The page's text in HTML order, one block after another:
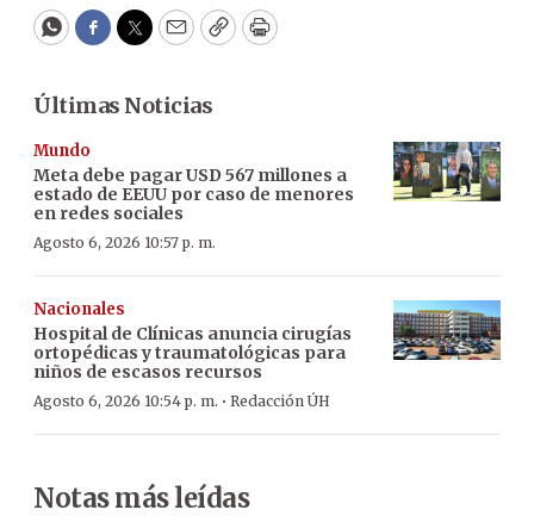
WhatsApp
Facebook
Twitter
EmailCopyPrint
Últimas Noticias
Mundo
Meta debe pagar USD 567 millones a
estado de EEUU por caso de menores
en redes sociales
Agosto 6, 2026 10:57 p. m.
Nacionales
Hospital de Clínicas anuncia cirugías
ortopédicas y traumatológicas para
niños de escasos recursos
Agosto 6, 2026 10:54 p. m. · Redacción ÚH
Notas más leídas